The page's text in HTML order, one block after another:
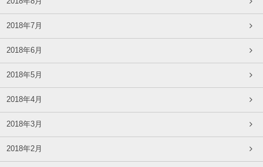
2018年7月
2018年6月
2018年5月
2018年4月
2018年3月
2018年2月